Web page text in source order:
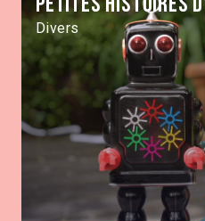
Divers